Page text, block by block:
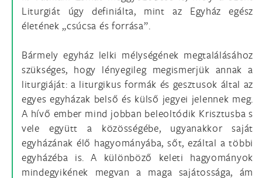
Liturgiát úgy definiálta, mint az Egyház egész
életének „csúcsa és forrása”.
Bármely egyház lelki mélységének megtalálásához
szükséges, hogy lényegileg megismerjük annak a
liturgiáját: a liturgikus formák és gesztusok által az
egyes egyházak belső és külső jegyei jelennek meg.
A hívő ember mind jobban beleoltódik Krisztusba s
vele együtt a közösségébe, ugyanakkor saját
egyházának élő hagyományába, sőt, ezáltal a többi
egyházéba is. A különböző keleti hagyományok
mindegyikének megvan a maga sajátossága, ám